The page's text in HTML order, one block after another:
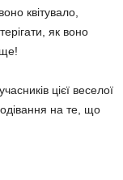
квітувало,
як воно
цієї веселої
на те, що